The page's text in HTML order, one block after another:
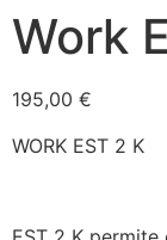
Work
195,00 €
WORK EST 2 K